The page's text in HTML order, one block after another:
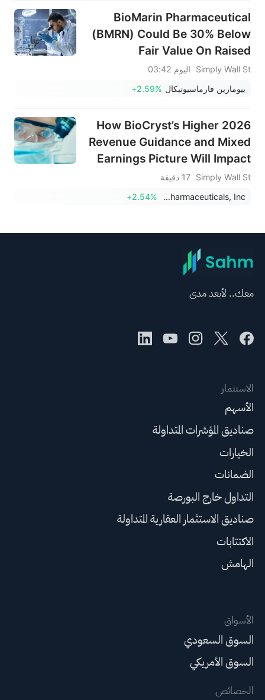
BioMarin Pharmaceutical
(BMRN) Could Be 30% Below
Fair Value On Raised
Guidance
Simply Wall St
اليوم 03:42
بيومارين فارماسيوتيكال +2.59%
How BioCryst’s Higher 2026
Revenue Guidance and Mixed
Earnings Picture Will Impact
BioCryst Pharmaceuticals
(BCRX) Investors
Simply Wall St
17 دقيقة
BioCryst Pharmaceuticals, Inc.
+2.54%
معك.. لأبعد مدى
الاستثمار
الأسهم
صناديق المؤشرات المتداولة
الخيارات
الضمانات
التداول خارج البورصة
صناديق الاستثمار العقارية المتداولة
الاكتتابات
الهامش
الأسواق
السوق السعودي
السوق الأمريكي
الخصائص